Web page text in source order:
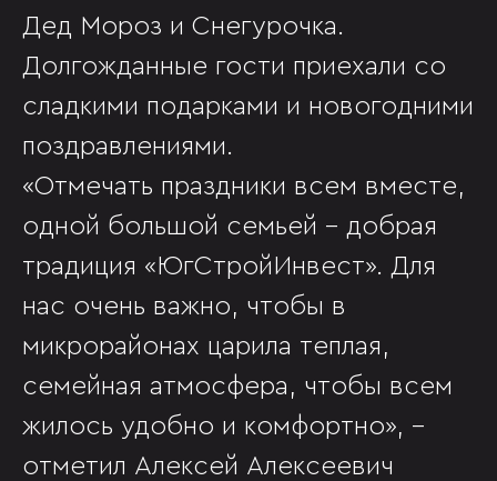
Дед Мороз и Снегурочка.
Долгожданные гости приехали со
сладкими подарками и новогодними
поздравлениями.
«Отмечать праздники всем вместе,
одной большой семьей - добрая
традиция «ЮгСтройИнвест». Для
нас очень важно, чтобы в
микрорайонах царила теплая,
семейная атмосфера, чтобы всем
жилось удобно и комфортно», -
отметил Алексей Алексеевич